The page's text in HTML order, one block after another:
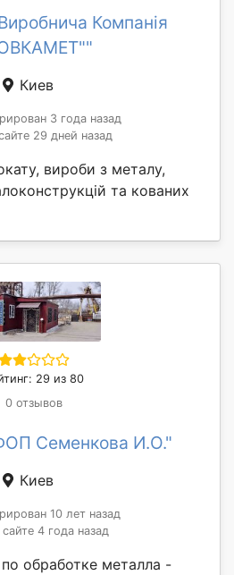
Компанія
Киев
3 года назад
29 дней назад
вироби з металу,
та кованих
29 из 80
0 отзывов
Семенкова И.О."
Киев
10 лет назад
4 года назад
обработке металла -